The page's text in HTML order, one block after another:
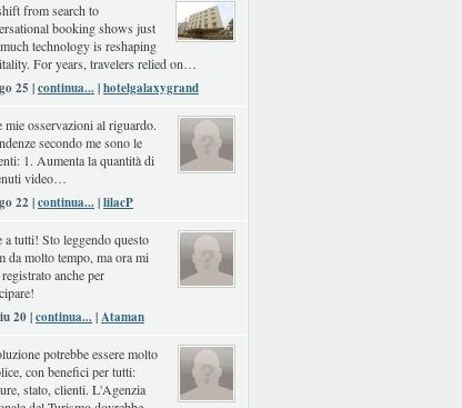
from search to
booking shows just
technology is reshaping
For years, travelers relied on…
25 |continua...|hotelgalaxygrand
mie osservazioni al riguardo.
secondo me sono le
1. Aumenta la quantità di
video…
22 |continua...|lilacP
a tutti! Sto leggendo questo
da molto tempo, ma ora mi
anche per
20 |continua...|Ataman
potrebbe essere molto
con benefici per tutti:
stato, clienti. L'Agenzia